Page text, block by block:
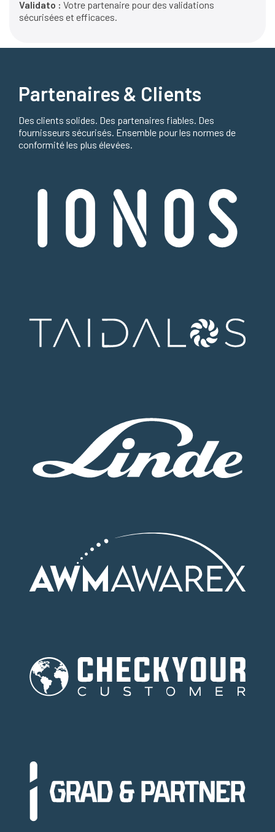
Validato : Votre partenaire pour des validations
sécurisées et efficaces.
Partenaires & Clients
Des clients solides. Des partenaires fiables. Des
fournisseurs sécurisés. Ensemble pour les normes de
conformité les plus élevées.